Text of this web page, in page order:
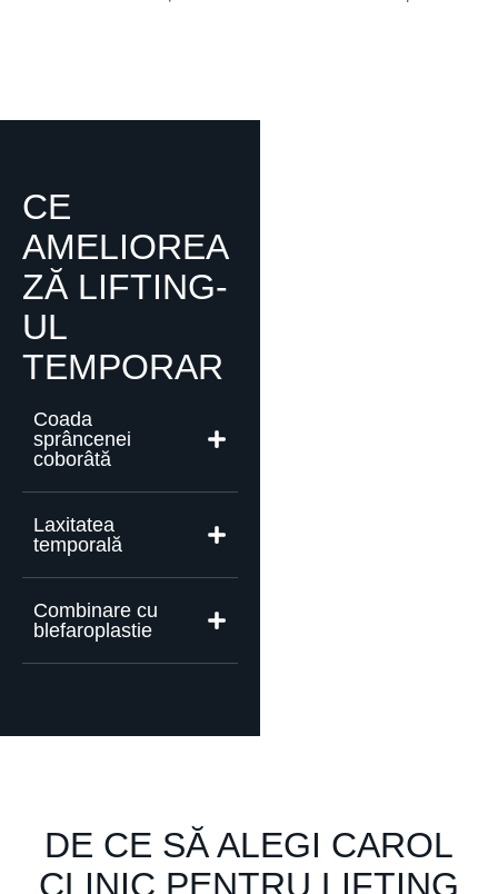
CE
AMELIOREA
ZĂ LIFTING-
UL
TEMPORAR
Coada
sprâncenei
coborâtă
Laxitatea
temporală
Combinare cu
blefaroplastie
DE CE SĂ ALEGI CAROL
CLINIC PENTRU LIFTING